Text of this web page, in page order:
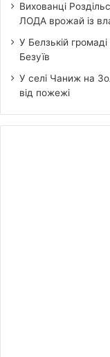
Вихованці
ЛОДА врожай із
У Белзькій
Безуїв
У селі Чаниж на
від пожежі